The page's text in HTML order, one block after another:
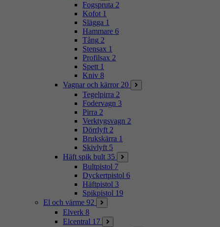
Fogspruta 2
Kofot 1
Slägga 1
Hammare 6
Tång 2
Stensax 1
Profilsax 2
Spett 1
Kniv 8
Vagnar och kärror 20
Tegelpirra 2
Fodervagn 3
Pirra 2
Verktygsvagn 2
Dörrlyft 2
Brukskärra 1
Skivlyft 5
Häft spik bult 35
Bultpistol 7
Dyckertpistol 6
Häftpistol 3
Spikpistol 19
El och värme 92
Elverk 8
Elcentral 17